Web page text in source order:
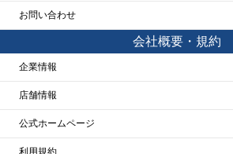
お問い合わせ
会社概要・規約
企業情報
店舗情報
公式ホームページ
利用規約